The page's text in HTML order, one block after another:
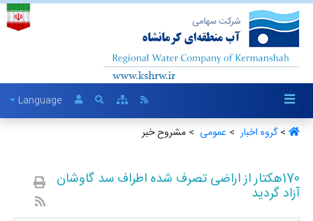
Language
>گروه اخبار ‏ > عمومی ‏ > مشروح خبر
170هکتار از اراضی تصرف شده اطراف سد گاوشان
آزاد گردید